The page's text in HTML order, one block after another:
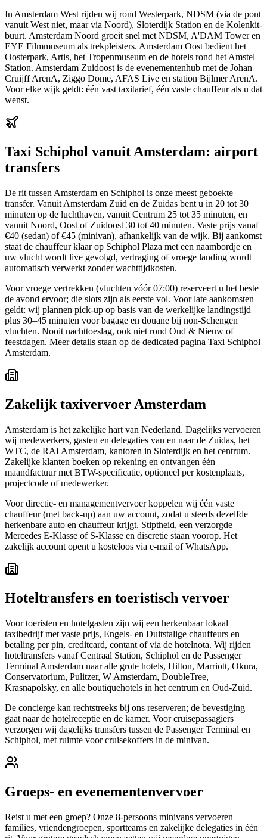
In Amsterdam West rijden wij rond Westerpark, NDSM (via de pont
vanuit West niet, maar via Noord), Sloterdijk Station en de Kolenkit-
buurt. Amsterdam Noord groeit snel met NDSM, A'DAM Tower en
EYE Filmmuseum als trekpleisters. Amsterdam Oost bedient het
Oosterpark, Artis, het Tropenmuseum en de hotels rond het Amstel
Station. Amsterdam Zuidoost is de evenementenhub met de Johan
Cruijff ArenA, Ziggo Dome, AFAS Live en station Bijlmer ArenA.
Voor elke wijk geldt: één vast taxitarief, één vaste chauffeur als u dat
wenst.
Taxi Schiphol vanuit Amsterdam: airport
transfers
De rit tussen Amsterdam en Schiphol is onze meest geboekte
transfer. Vanuit Amsterdam Zuid en de Zuidas bent u in 20 tot 30
minuten op de luchthaven, vanuit Centrum 25 tot 35 minuten, en
vanuit Noord, Oost of Zuidoost 30 tot 40 minuten. Vaste prijs vanaf
€40 (sedan) of €45 (minivan), afhankelijk van de wijk. Bij aankomst
staat de chauffeur klaar op Schiphol Plaza met een naambordje en
uw vlucht wordt live gevolgd, vertraging of vroege landing wordt
automatisch verwerkt zonder wachttijdkosten.
Voor vroege vertrekken (vluchten vóór 07:00) reserveert u het beste
de avond ervoor; die slots zijn als eerste vol. Voor late aankomsten
geldt: wij plannen pick-up op basis van de werkelijke landingstijd
plus 30–45 minuten voor bagage en douane bij non-Schengen
vluchten. Nooit nachttoeslag, ook niet rond Oud & Nieuw of
feestdagen. Meer details staan op de dedicated pagina Taxi Schiphol
Amsterdam.
Zakelijk taxivervoer Amsterdam
Amsterdam is het zakelijke hart van Nederland. Dagelijks vervoeren
wij medewerkers, gasten en delegaties van en naar de Zuidas, het
WTC, de RAI Amsterdam, kantoren in Sloterdijk en het centrum.
Zakelijke klanten boeken op rekening en ontvangen één
maandfactuur met BTW-specificatie, optioneel per kostenplaats,
projectcode of medewerker.
Voor directie- en managementvervoer koppelen wij één vaste
chauffeur (met back-up) aan uw account, zodat u steeds dezelfde
herkenbare auto en chauffeur krijgt. Stiptheid, een verzorgde
Mercedes E-Klasse of S-Klasse en discretie staan voorop. Het
zakelijk account opent u kosteloos via e-mail of WhatsApp.
Hoteltransfers en toeristisch vervoer
Voor toeristen en hotelgasten zijn wij een herkenbaar lokaal
taxibedrijf met vaste prijs, Engels- en Duitstalige chauffeurs en
betaling per pin, creditcard, contant of via de hotelnota. Wij rijden
hoteltransfers vanaf Centraal Station, Schiphol en de Passenger
Terminal Amsterdam naar alle grote hotels, Hilton, Marriott, Okura,
Conservatorium, Pulitzer, W Amsterdam, DoubleTree,
Krasnapolsky, en alle boutiquehotels in het centrum en Oud-Zuid.
De concierge kan rechtstreeks bij ons reserveren; de bevestiging
gaat naar de hotelreceptie en de kamer. Voor cruisepassagiers
verzorgen wij dagelijks transfers tussen de Passenger Terminal en
Schiphol, met ruimte voor cruisekoffers in de minivan.
Groeps- en evenementenvervoer
Reist u met een groep? Onze 8-persoons minivans vervoeren
families, vriendengroepen, sportteams en zakelijke delegaties in één